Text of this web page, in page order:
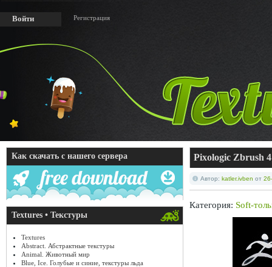
Войти Регистрация
Как скачать с нашего сервера
Textures • Текстуры
Textures
Abstract. Абстрактные текстуры
Animal. Животный мир
Blue, Ice. Голубые и синие, текстуры льда
Pixologic Zbrush
Автор: katler.ivben от
Категория: Soft-